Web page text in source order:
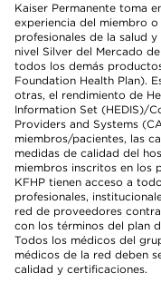
Kaiser Permanente toma
experiencia del miembro
profesionales de la salud
nivel Silver del Mercado
todos los demás
Foundation Health Plan).
otras, el rendimiento de
Information Set (HEDIS)/
Providers and Systems
miembros/pacientes, las
medidas de calidad del
miembros inscritos en los
KFHP tienen acceso a
profesionales,
red de proveedores
con los términos del plan
Todos los médicos del
médicos de la red deben
calidad y certificaciones.